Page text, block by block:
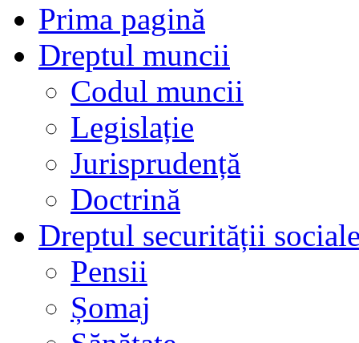
Prima pagină
Dreptul muncii
Codul muncii
Legislație
Jurisprudență
Doctrină
Dreptul securității
Pensii
Șomaj